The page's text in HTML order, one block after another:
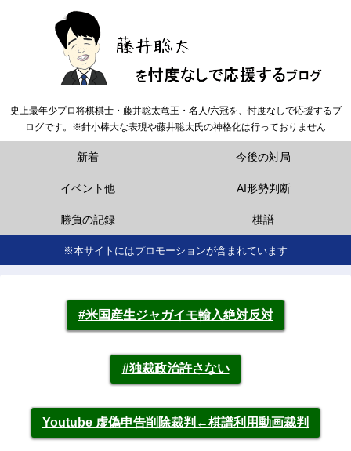
史上最年少プロ将棋棋士・藤井聡太竜王・名人/六冠を、忖度なしで応援するブ
ログです。※針小棒大な表現や藤井聡太氏の神格化は行っておりません
新着 今後の対局
イベント他 AI形勢判断
勝負の記録 棋譜
※本サイトにはプロモーションが含まれています
#米国産生ジャガイモ輸入絶対反対
#独裁政治許さない
Youtube 虚偽申告削除裁判←棋譜利用動画裁判